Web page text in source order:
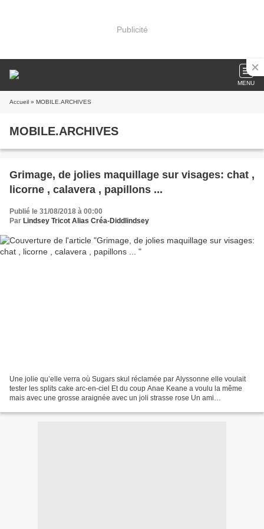
Publicité
MENU
Accueil » MOBILE.ARCHIVES
MOBILE.ARCHIVES
Grimage, de jolies maquillage sur visages: chat ,
licorne , calavera , papillons ...
Publié le 31/08/2018 à 00:00
Par Lindsey Tricot Alias Créa-Diddlindsey
Une jolie qu’elle verra où Sugars skul réclamée par Alyssonne elle voulait
tester les splits cake arc-en-ciel Et du coup Anae Keane a voulu la même
mais avec une grosse araignée avec un joli strasse rose Un ami